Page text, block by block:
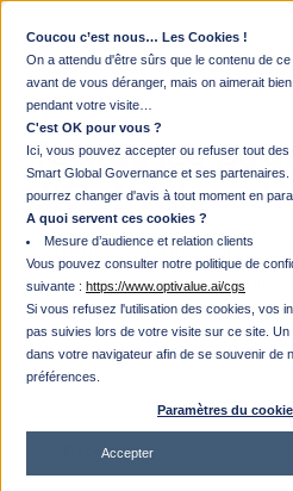
Coucou c’est nous… Les Cookies !
On a attendu d'être sûrs que le contenu de
avant de vous déranger, mais on aimerait
pendant votre visite…
C'est OK pour vous ?
Ici, vous pouvez accepter ou refuser tout
Smart Global Governance et ses partenaires.
pourrez changer d'avis à tout moment en
A quoi servent ces cookies ?
Mesure d’audience et relation clients
Vous pouvez consulter notre politique de
suivante : https://www.optivalue.ai/cgs
Si vous refusez l'utilisation des cookies, vos
pas suivies lors de votre visite sur ce site.
dans votre navigateur afin de se souvenir de
préférences.
Paramètres du
Accepter
PLAN DU SITE
Toutes les
d'Optivalue.ai
Retrouvez en un coup
de la plateforme : produit,
ressources et informations
Produit